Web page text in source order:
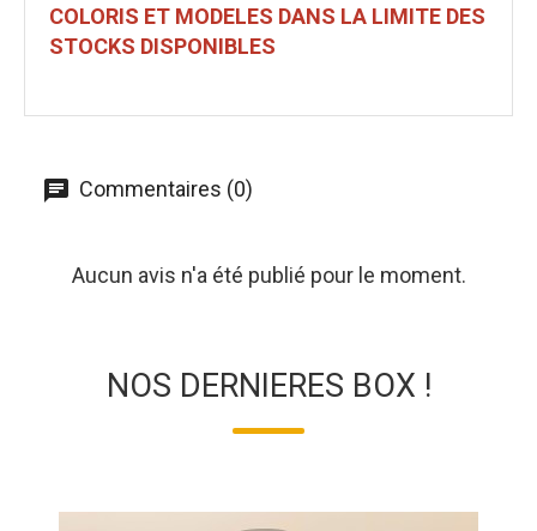
COLORIS ET MODELES DANS LA LIMITE DES
STOCKS DISPONIBLES
Commentaires (0)
Aucun avis n'a été publié pour le moment.
NOS DERNIERES BOX !